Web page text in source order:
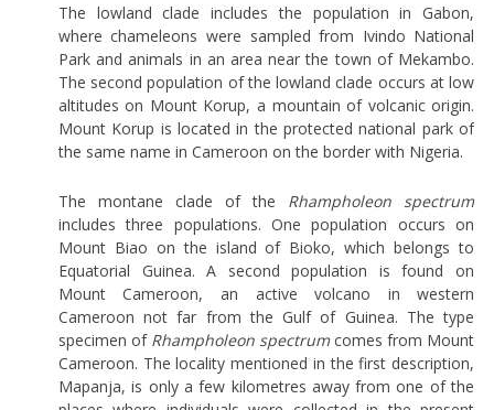
The lowland clade includes the population in Gabon,
where chameleons were sampled from Ivindo National
Park and animals in an area near the town of Mekambo.
The second population of the lowland clade occurs at low
altitudes on Mount Korup, a mountain of volcanic origin.
Mount Korup is located in the protected national park of
the same name in Cameroon on the border with Nigeria.
The montane clade of the Rhampholeon spectrum
includes three populations. One population occurs on
Mount Biao on the island of Bioko, which belongs to
Equatorial Guinea. A second population is found on
Mount Cameroon, an active volcano in western
Cameroon not far from the Gulf of Guinea. The type
specimen of Rhampholeon spectrumcomes from Mount
Cameroon. The locality mentioned in the first description,
Mapanja, is only a few kilometres away from one of the